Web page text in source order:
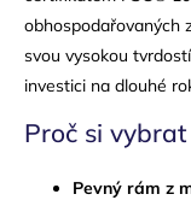
obhospodařovaných
svou vysokou
investici na dlouhé
Proč si
Pevný rám z